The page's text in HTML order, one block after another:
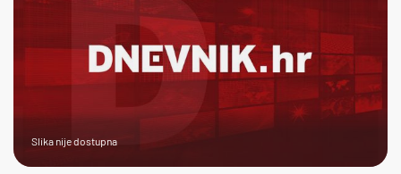
Slika nije dostupna